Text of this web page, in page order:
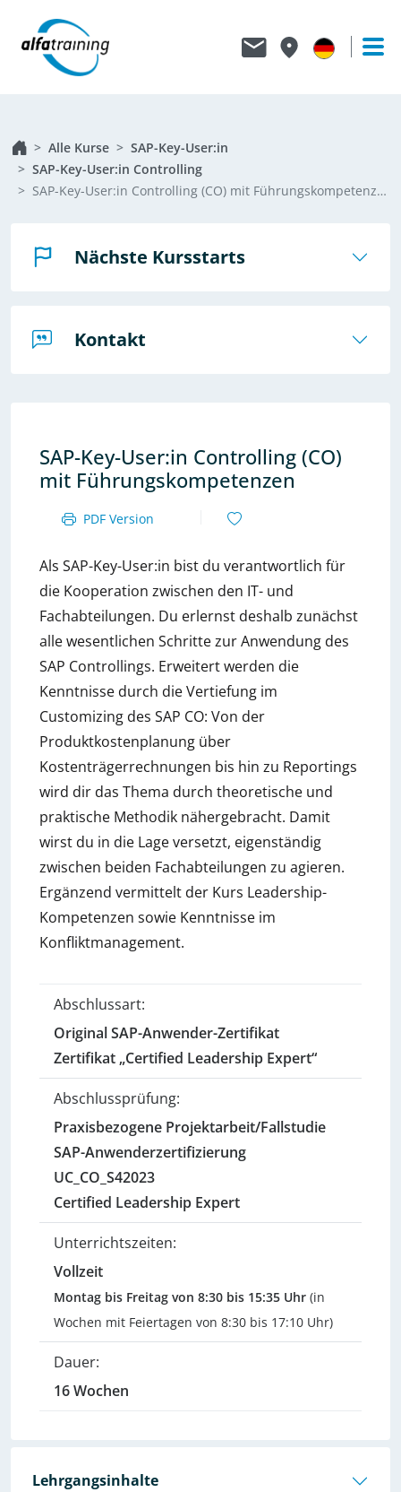
Alle Kurse
SAP-Key-User:in
SAP-Key-User:in Controlling
SAP-Key-User:in Controlling (CO) mit Führungskompetenzen
Nächste Kursstarts
Kontakt
SAP-Key-User:in Controlling (CO)
mit Führungskompetenzen
PDF Version
Als SAP-Key-User:in bist du verantwortlich für
die Kooperation zwischen den IT- und
Fachabteilungen. Du erlernst deshalb zunächst
alle wesentlichen Schritte zur Anwendung des
SAP Controllings. Erweitert werden die
Kenntnisse durch die Vertiefung im
Customizing des SAP CO: Von der
Produktkostenplanung über
Kostenträgerrechnungen bis hin zu Reportings
wird dir das Thema durch theoretische und
praktische Methodik nähergebracht. Damit
wirst du in die Lage versetzt, eigenständig
zwischen beiden Fachabteilungen zu agieren.
Ergänzend vermittelt der Kurs Leadership-
Kompetenzen sowie Kenntnisse im
Konfliktmanagement.
Abschlussart:
Original SAP-Anwender-Zertifikat
Zertifikat „Certified Leadership Expert“
Abschlussprüfung:
Praxisbezogene Projektarbeit/Fallstudie
SAP-Anwenderzertifizierung
UC_CO_S42023
Certified Leadership Expert
Unterrichtszeiten:
Vollzeit
Montag bis Freitag von 8:30 bis 15:35 Uhr (in
Wochen mit Feiertagen von 8:30 bis 17:10 Uhr)
Dauer:
16 Wochen
Lehrgangsinhalte